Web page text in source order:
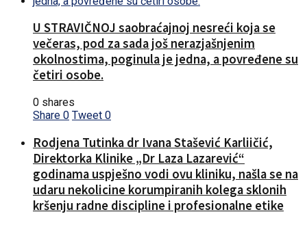
U STRAVIČNOJ saobraćajnoj nesreći koja se
večeras, pod za sada još nerazjašnjenim
okolnostima, poginula je jedna, a povređene su
četiri osobe.
0 shares
Share 0 Tweet 0
Rodjena Tutinka dr Ivana Stašević Karliičić,
Direktorka Klinike „Dr Laza Lazarević“
godinama uspješno vodi ovu kliniku, našla se na
udaru nekolicine korumpiranih kolega sklonih
kršenju radne discipline i profesionalne etike